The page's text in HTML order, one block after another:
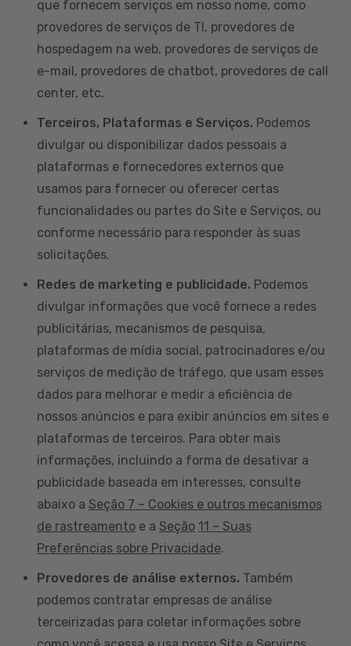
que fornecem serviços em nosso nome, como
provedores de serviços de TI, provedores de
hospedagem na web, provedores de serviços de
e-mail, provedores de chatbot, provedores de call
center, etc.
Terceiros, Plataformas e Serviços. Podemos
divulgar ou disponibilizar dados pessoais a
plataformas e fornecedores externos que
usamos para fornecer ou oferecer certas
funcionalidades ou partes do Site e Serviços, ou
conforme necessário para responder às suas
solicitações.
Redes de marketing e publicidade. Podemos
divulgar informações que você fornece a redes
publicitárias, mecanismos de pesquisa,
plataformas de mídia social, patrocinadores e/ou
serviços de medição de tráfego, que usam esses
dados para melhorar e medir a eficiência de
nossos anúncios e para exibir anúncios em sites e
plataformas de terceiros. Para obter mais
informações, incluindo a forma de desativar a
publicidade baseada em interesses, consulte
abaixo a Seção 7 – Cookies e outros mecanismos
de rastreamento e a Seção 11 – Suas
Preferências sobre Privacidade.
Provedores de análise externos. Também
podemos contratar empresas de análise
terceirizadas para coletar informações sobre